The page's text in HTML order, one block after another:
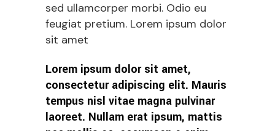
sed ullamcorper morbi. Odio eu
feugiat pretium. Lorem ipsum dolor
sit amet
Lorem ipsum dolor sit amet,
consectetur adipiscing elit. Mauris
tempus nisl vitae magna pulvinar
laoreet. Nullam erat ipsum, mattis